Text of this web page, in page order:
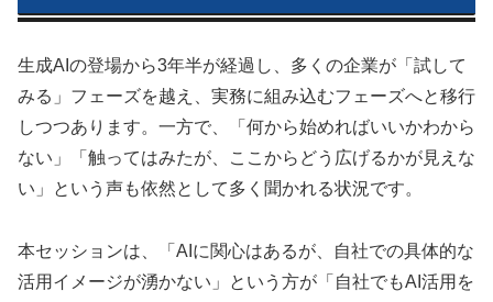
生成AIの登場から3年半が経過し、多くの企業が「試して
みる」フェーズを越え、実務に組み込むフェーズへと移行
しつつあります。一方で、「何から始めればいいかわから
ない」「触ってはみたが、ここからどう広げるかが見えな
い」という声も依然として多く聞かれる状況です。
本セッションは、「AIに関心はあるが、自社での具体的な
活用イメージが湧かない」という方が「自社でもAI活用を